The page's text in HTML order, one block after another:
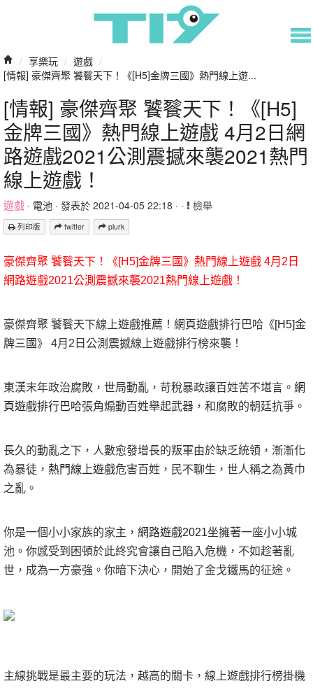
/ 享樂玩 / 遊戲 /
[情報] 豪傑齊聚 饕餮天下！《[H5]金牌三國》熱門線上遊...
[情報] 豪傑齊聚 饕餮天下！《[H5]
金牌三國》熱門線上遊戲 4月2日網
路遊戲2021公測震撼來襲2021熱門
線上遊戲！
遊戲 · 電池 · 發表於 2021-04-05 22:18 · · 檢舉
列印版 twitter plurk
豪傑齊聚 饕餮天下！《[H5]金牌三國》熱門線上遊戲 4月2日
網路遊戲2021公測震撼來襲2021熱門線上遊戲！
豪傑齊聚 饕餮天下線上遊戲推薦！網頁遊戲排行巴哈《[H5]金
牌三國 》 4月2日公測震撼線上遊戲排行榜來襲！
東漢末年政治腐敗，世局動亂，苛稅暴政讓百姓苦不堪言。 網
頁遊戲排行巴哈張角煽動百姓舉起武器，和腐敗的朝廷抗爭。
長久的動亂之下，人數愈發增長的叛軍由於缺乏統領，漸漸化
為暴徒， 熱門線上遊戲危害百姓，民不聊生，世人稱之為黃巾
之亂。
你是一個小小家族的家主， 網路遊戲2021坐擁著一座小小城
池。你感受到困頓於此終究會讓自己陷入危機，不如趁著亂
世，成為一方豪強。你暗下決心，開始了金戈鐵馬的征途。
主線挑戰是最主要的玩法，越高的關卡，線上遊戲排行榜掛機